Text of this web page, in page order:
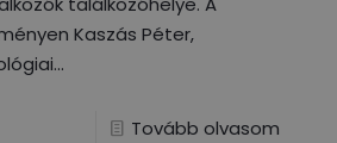
Kaszás Péter,
Tovább olvasom